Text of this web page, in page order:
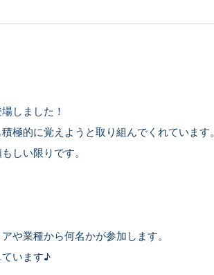
しました！
極的に覚えようと取り組んでくれています。
しい限りです。
や業種から何名かが参加します。
います♪